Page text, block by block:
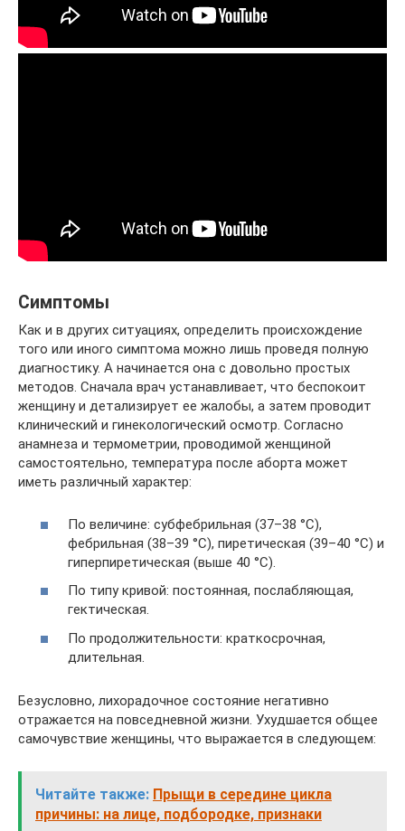
Симптомы
Как и в других ситуациях, определить происхождение
того или иного симптома можно лишь проведя полную
диагностику. А начинается она с довольно простых
методов. Сначала врач устанавливает, что беспокоит
женщину и детализирует ее жалобы, а затем проводит
клинический и гинекологический осмотр. Согласно
анамнеза и термометрии, проводимой женщиной
самостоятельно, температура после аборта может
иметь различный характер:
По величине: субфебрильная (37–38 °C),
фебрильная (38–39 °C), пиретическая (39–40 °C) и
гиперпиретическая (выше 40 °C).
По типу кривой: постоянная, послабляющая,
гектическая.
По продолжительности: краткосрочная,
длительная.
Безусловно, лихорадочное состояние негативно
отражается на повседневной жизни. Ухудшается общее
самочувствие женщины, что выражается в следующем:
Читайте также: Прыщи в середине цикла
причины: на лице, подбородке, признаки